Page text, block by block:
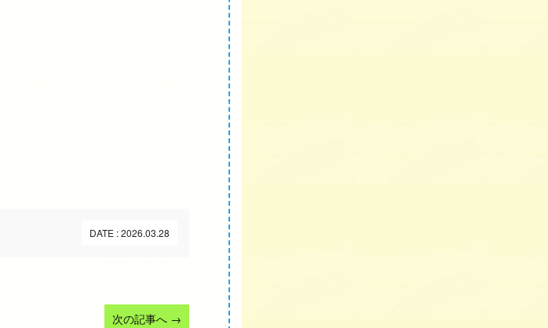
DATE : 2026.03.28
次の記事へ →